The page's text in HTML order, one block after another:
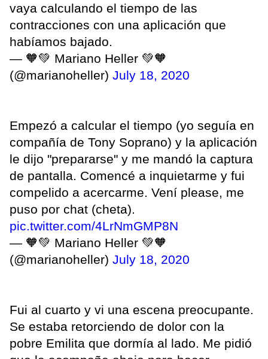
vaya calculando el tiempo de las
contracciones con una aplicación que
habíamos bajado.
— 🧡💚 Mariano Heller 💚🧡
(@marianoheller) July 18, 2020
Empezó a calcular el tiempo (yo seguía en
compañía de Tony Soprano) y la aplicación
le dijo "prepararse" y me mandó la captura
de pantalla. Comencé a inquietarme y fui
compelido a acercarme. Vení please, me
puso por chat (cheta).
pic.twitter.com/4LrNmGMP8N
— 🧡💚 Mariano Heller 💚🧡
(@marianoheller) July 18, 2020
Fui al cuarto y vi una escena preocupante.
Se estaba retorciendo de dolor con la
pobre Emilita que dormía al lado. Me pidió